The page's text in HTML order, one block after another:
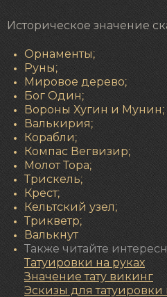
Историческое значение
Орнаменты;
Руны;
Мировое дерево;
Бог Один;
Вороны Хугин и Мунин;
Валькирия;
Корабли;
Компас Вегвизир;
Молот Тора;
Трискель;
Крест;
Кельтский узел;
Трикветр;
Валькнут
Также читайте
Татуировки на руках
Значениетату викинг
Эскизы для татуировки